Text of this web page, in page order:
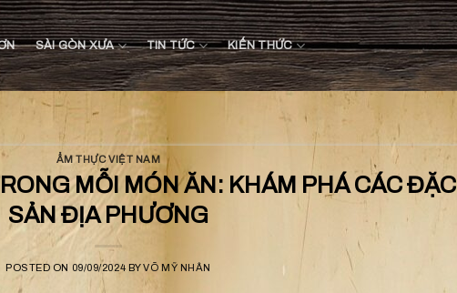
SÀI GÒN XƯA TIN TỨC KIẾN THỨC
ẨM THỰC VIỆT NAM
MỖI MÓN ĂN: KHÁM PHÁ CÁC ĐẶC
SẢN ĐỊA PHƯƠNG
POSTED ON 09/09/2024 BYVÕ MỸ NHÂN